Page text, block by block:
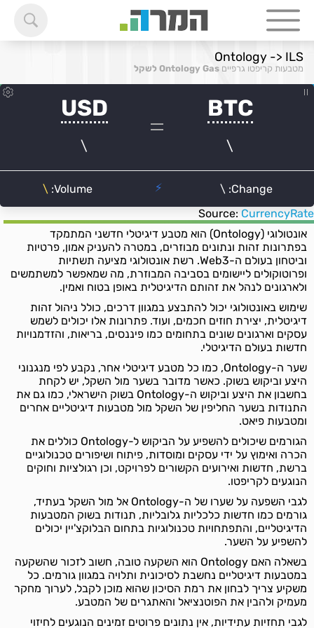
Ontology -> ILS
מטבעות קריפטו גרפיים Ontology Gas לשקל
Source: CurrencyRate
אונטולוגי (Ontology) הוא מטבע דיגיטלי חדשני המתמקד
בפתרונות זהות ונתונים מבוזרים, במטרה להעניק אמון, פרטיות
וביטחון בעולם ה-Web3. רשת אונטולוגי מציעה תשתיות
ופרוטוקולים ליישומים בסביבה המבוזרת, מה שמאפשר למשתמשים
ולארגונים לנהל את זהותם הדיגיטלית באופן בטוח ואמין.
שימוש באונטולוגי יכול להתבצע במגוון דרכים, כולל ניהול זהות
דיגיטלית, יצירת חוזים חכמים, ועוד. פתרונות אלו יכולים לשמש
עסקים וארגונים שונים בתחומים כמו פיננסים, בריאות, והזדמנויות
חדשות בעולם הדיגיטלי.
שער ה-Ontology, כמו כל מטבע דיגיטלי אחר, נקבע לפי מנגנוני
היצע וביקוש בשוק. כאשר מדובר בשער מול השקל, יש לקחת
בחשבון את היצע וביקוש ה-Ontology בשוק הישראלי, כמו גם את
התנודות בשער החליפין של השקל מול מטבעות דיגיטליים אחרים
ומטבעות פיאט.
הגורמים שיכולים להשפיע על הביקוש ל-Ontology כוללים את
הכרה ואימוץ על ידי עסקים ומוסדות, פיתוח ושיפורים טכנולוגיים
ברשת, חדשות ואירועים הקשורים לפרויקט, וכן רגולציות וחוקים
הנוגעים לקריפטו.
לגבי השפעה על שערו של ה-Ontology אל מול השקל בעתיד,
גורמים כמו חדשות כלכליות גלובליות, תנודות בשוק המטבעות
הדיגיטליים, והתפתחויות טכנולוגיות בתחום הבלוקצ'יין יכולים
להשפיע על השער.
בשאלה האם Ontology הוא השקעה טובה, חשוב לזכור שהשקעה
במטבעות דיגיטליים נחשבת לסיכונית ותלויה במגוון גורמים. כל
משקיע צריך לבחון את רמת הסיכון שהוא מוכן לקבל, לערוך מחקר
מעמיק ולהבין את הפוטנציאל והאתגרים של המטבע.
לגבי תחזיות עתידיות, אין נתונים פרוטים זמינים הנוגעים לחיזוי